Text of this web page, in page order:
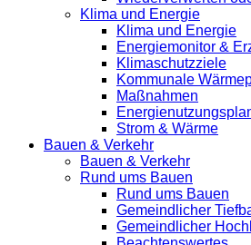
Klima und Energie
Klima und Energie
Energiemonitor &
Klimaschutzziele
Kommunale
Maßnahmen
Strom & Wärme
Bauen & Verkehr
Bauen & Verkehr
Rund ums Bauen
Rund ums Bauen
Gemeindlicher
Gemeindlicher